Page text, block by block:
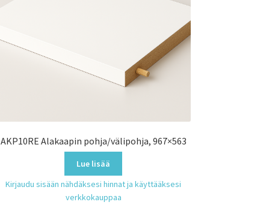
AKP10RE Alakaapin pohja/välipohja, 967×563
Lue lisää
Kirjaudu sisään nähdäksesi hinnat ja käyttääksesi
verkkokauppaa